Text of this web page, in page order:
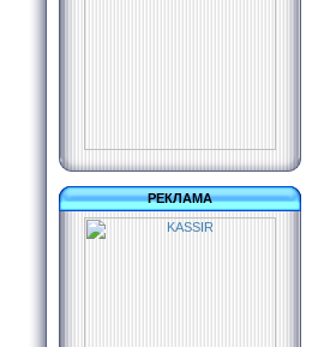
РЕКЛАМА